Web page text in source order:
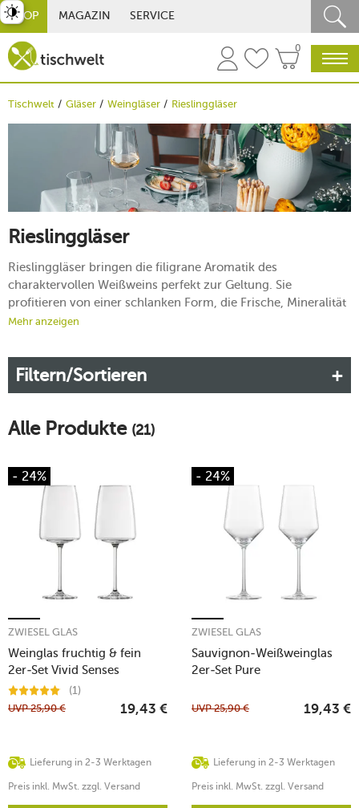
SHOP MAGAZIN SERVICE
0
Tischwelt Gläser Weingläser Rieslinggläser
Rieslinggläser
Rieslinggläser bringen die filigrane Aromatik des
charaktervollen Weißweins perfekt zur Geltung. Sie
profitieren von einer schlanken Form, die Frische, Mineralität
und feine Fruchtnoten ideal bündelt. Entdecken Sie, wie Sie
verfeinern.
Mehr erfahren!
Mehr anzeigen
Filtern/Sortieren
Alle Produkte (21)
- 24%
Weinglas fruchtig & fein
2er-Set Vivid Senses
ZWIESEL GLAS
(1)
Lieferung in 2-3 Werktagen
UVP25,90 € 19,43 €
Preis inkl. MwSt. zzgl. Versand
- 24%
Sauvignon-Weißweinglas
2er-Set Pure
ZWIESEL GLAS
Lieferung in 2-3 Werktagen
UVP25,90 € 19,43 €
Preis inkl. MwSt. zzgl. Versand
umschalten